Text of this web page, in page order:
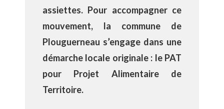
assiettes. Pour accompagner ce
mouvement, la commune de
Plouguerneau s’engage dans une
démarche locale originale : le PAT
pour Projet Alimentaire de
Territoire.